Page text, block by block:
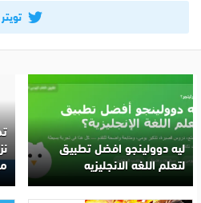
تويتر
ليه دوولينجو افضل تطبيق
لتعلم اللغه الانجليزيه